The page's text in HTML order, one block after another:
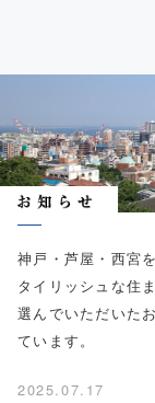
神戸・芦屋・西宮
タイリッシュな住
選んでいただいた
ています。
2025.07.17